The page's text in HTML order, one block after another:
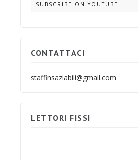
SUBSCRIBE ON YOUTUBE
CONTATTACI
staffinsaziabili@gmail.com
LETTORI FISSI